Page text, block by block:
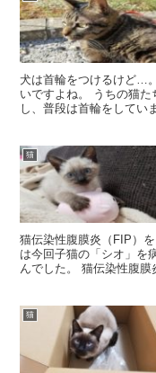
犬は首輪をつけるけど…
いですよね。 うちの猫
し、普段は首輪をしてい
猫
猫伝染性腹膜炎（FIP）
は今回子猫の「シオ」を
んでした。 猫伝染性腹
猫